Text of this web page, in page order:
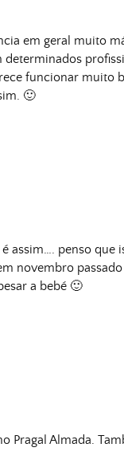
em geral muito
funcionar muito
🙂
assim…. penso que
novembro
a bebé 🙂
Pragal Almada.